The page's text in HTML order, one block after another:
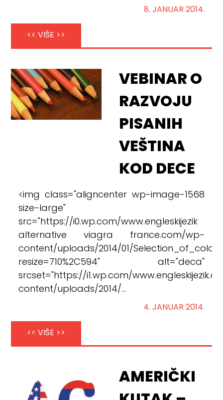
8. JANUAR 2014.
<< VIŠE >>
VEBINAR O
RAZVOJU
PISANIH
VEŠTINA
KOD DECE
<img class="aligncenter wp-image-1568
size-large"
src="https://i0.wp.com/www.engleskijezik
alternative viagra france.com/wp-
content/uploads/2014/01/
resize=710%2C594" alt="deca"
srcset="https://i1.wp.com/
content/uploads/2014/...
4. JANUAR 2014.
<< VIŠE >>
AMERIČKI